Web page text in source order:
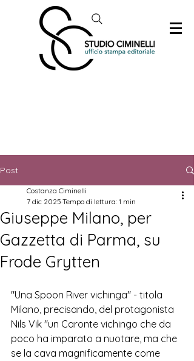
Post
Giuseppe Milano, per
Gazzetta di Parma, su
Frode Grytten
Costanza Ciminelli
7 dic 2025 Tempo di lettura: 1 min
"Una Spoon River vichinga" - titola
Milano, precisando, del protagonista
Nils Vik "un Caronte vichingo che da
poco ha imparato a nuotare, ma che
se la cava magnificamente come